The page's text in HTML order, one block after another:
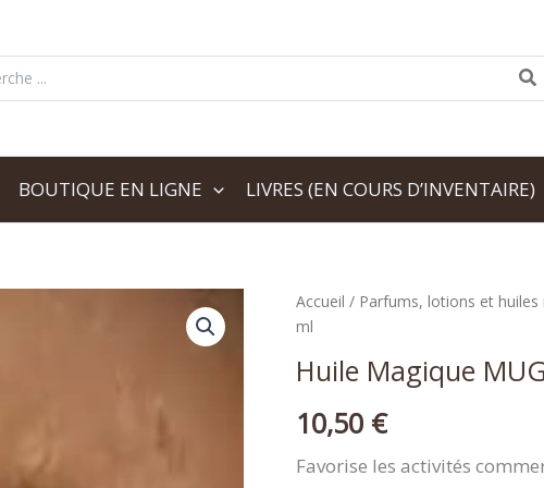
BOUTIQUE EN LIGNE LIVRES (EN COURS D’INVENTAIRE)
Accueil / Parfums, lotions et huiles
ml
Huile Magique
10,50 €
Favorise les activités